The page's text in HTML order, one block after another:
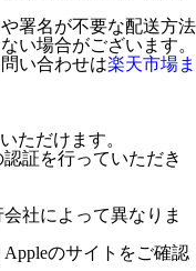
署名が不要な配送方法
い場合がございます。
い合わせは楽天市場ま
ただけます。
証を行っていただき
社によって異なりま
Appleのサイトをご確認